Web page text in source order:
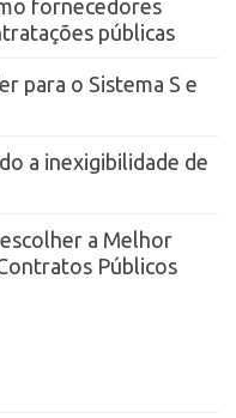
fornecedores
públicas
para o Sistema S e
a inexigibilidade de
a Melhor
Públicos